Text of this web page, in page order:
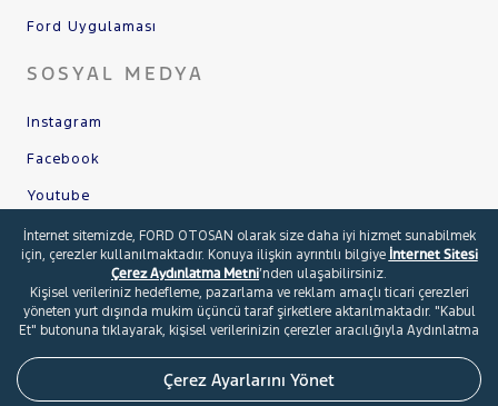
Ford Uygulaması
SOSYAL MEDYA
Instagram
Facebook
Youtube
X
İnternet sitemizde, FORD OTOSAN olarak size daha iyi hizmet sunabilmek
için, çerezler kullanılmaktadır. Konuya ilişkin ayrıntılı bilgiye İnternet Sitesi
Çerez Aydınlatma Metni’nden ulaşabilirsiniz.
Kişisel verileriniz hedefleme, pazarlama ve reklam amaçlı ticari çerezleri
yöneten yurt dışında mukim üçüncü taraf şirketlere aktarılmaktadır. "Kabul
Et" butonuna tıklayarak, kişisel verilerinizin çerezler aracılığıyla Aydınlatma
olursunuz. Çerezleri kısmen veya tamamen devre dışı bırakmak için "Çerez
Çerez Ayarlarını Yönet